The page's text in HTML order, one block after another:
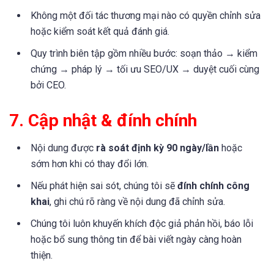
Không một đối tác thương mại nào có quyền chỉnh sửa
hoặc kiểm soát kết quả đánh giá.
Quy trình biên tập gồm nhiều bước: soạn thảo → kiểm
chứng → pháp lý → tối ưu SEO/UX → duyệt cuối cùng
bởi CEO.
7. Cập nhật & đính chính
Nội dung được rà soát định kỳ 90 ngày/lần hoặc
sớm hơn khi có thay đổi lớn.
Nếu phát hiện sai sót, chúng tôi sẽ đính chính công
khai, ghi chú rõ ràng về nội dung đã chỉnh sửa.
Chúng tôi luôn khuyến khích độc giả phản hồi, báo lỗi
hoặc bổ sung thông tin để bài viết ngày càng hoàn
thiện.